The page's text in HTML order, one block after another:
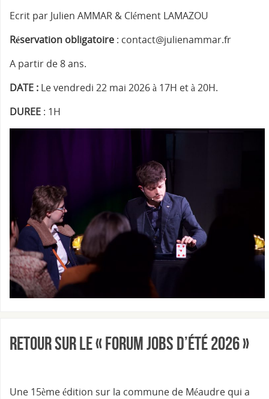
Ecrit par Julien AMMAR & Clément LAMAZOU
Réservation obligatoire : contact@julienammar.fr
A partir de 8 ans.
DATE : Le vendredi 22 mai 2026 à 17H et à 20H.
DUREE : 1H
Retour sur le « Forum Jobs d’été 2026 »
Une 15ème édition sur la commune de Méaudre qui a